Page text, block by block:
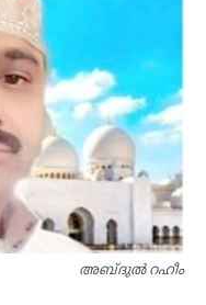
അബ്‌ദുൽ റഹീം